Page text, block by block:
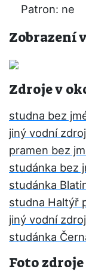
Patron: ne
Zobrazení
Zdroje v
studna bez
jiný vodní
pramen bez
studánka bez
studánka
studna Haltýř
jiný vodní
studánka
Foto zdroje